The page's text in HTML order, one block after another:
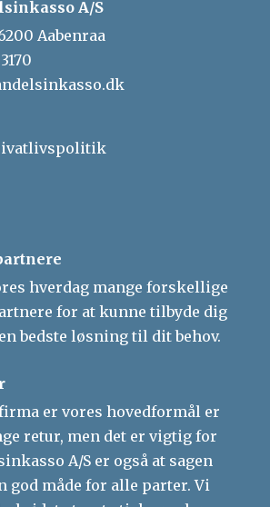
A/S
Aabenraa
hverdag mange forskellige
for at kunne tilbyde dig
bedste løsning til dit behov.
er vores hovedformål er
retur, men det er vigtig for
A/S er også at sagen
god måde for alle parter. Vi